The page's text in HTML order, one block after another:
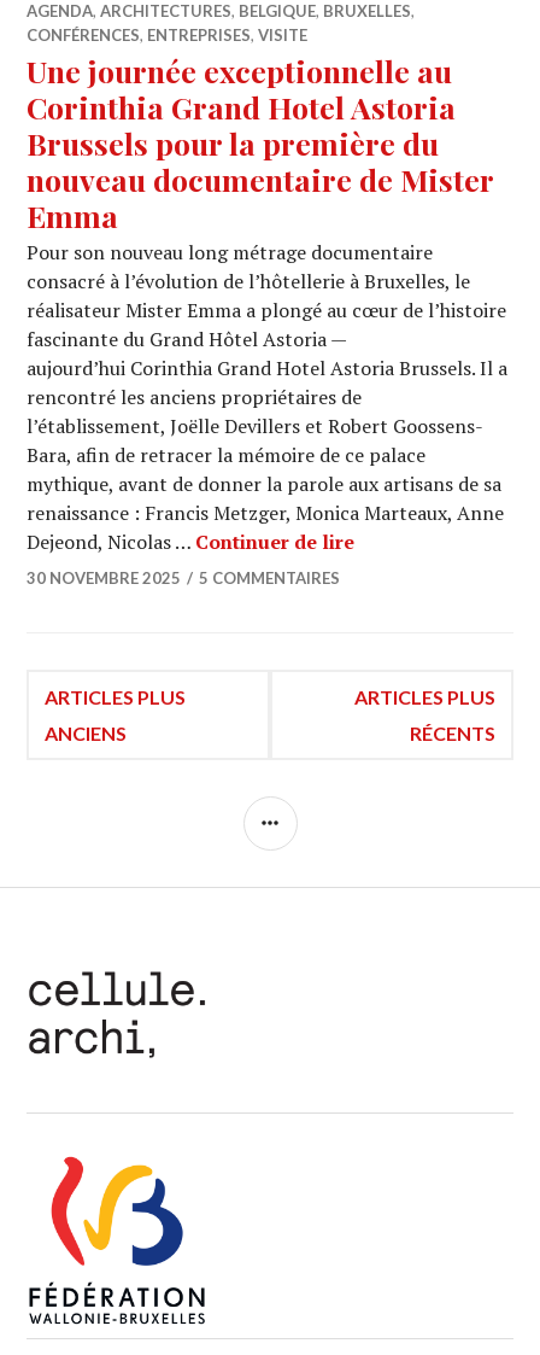
AGENDA,ARCHITECTURES, BELGIQUE, BRUXELLES,
CONFÉRENCES, ENTREPRISES,VISITE
Une journée exceptionnelle au
Corinthia Grand Hotel Astoria
Brussels pour la première du
nouveau documentaire de Mister
Emma
Pour son nouveau long métrage documentaire
consacré à l’évolution de l’hôtellerie à Bruxelles, le
réalisateur Mister Emma a plongé au cœur de l’histoire
fascinante du Grand Hôtel Astoria —
aujourd’hui Corinthia Grand Hotel Astoria Brussels. Il a
rencontré les anciens propriétaires de
l’établissement, Joëlle Devillers et Robert Goossens-
Bara, afin de retracer la mémoire de ce palace
mythique, avant de donner la parole aux artisans de sa
renaissance : Francis Metzger, Monica Marteaux, Anne
Dejeond, Nicolas … Continuer de lireUne journée
30 NOVEMBRE 2025 5 COMMENTAIRES
Navigation
ARTICLES PLUS
ANCIENS
ARTICLES PLUS
RÉCENTS
COLONNE